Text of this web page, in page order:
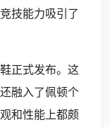
技能力吸引了
正式发布。这
融入了佩顿个
和性能上都颇